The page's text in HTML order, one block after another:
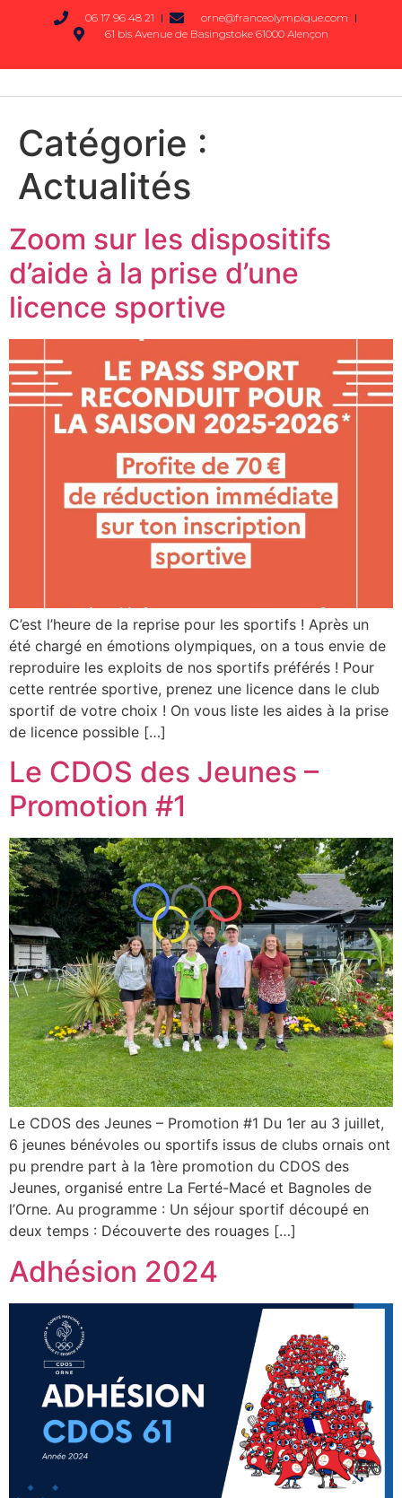
06 17 96 48 21
orne@franceolympique.com
61 bis Avenue de Basingstoke 61000 Alençon
Catégorie :
Actualités
Zoom sur les dispositifs
d’aide à la prise d’une
licence sportive
C’est l’heure de la reprise pour les sportifs ! Après un
été chargé en émotions olympiques, on a tous envie de
reproduire les exploits de nos sportifs préférés ! Pour
cette rentrée sportive, prenez une licence dans le club
sportif de votre choix ! On vous liste les aides à la prise
de licence possible […]
Le CDOS des Jeunes –
Promotion #1
Le CDOS des Jeunes – Promotion #1 Du 1er au 3 juillet,
6 jeunes bénévoles ou sportifs issus de clubs ornais ont
pu prendre part à la 1ère promotion du CDOS des
Jeunes, organisé entre La Ferté-Macé et Bagnoles de
l’Orne. Au programme : Un séjour sportif découpé en
deux temps : Découverte des rouages […]
Adhésion 2024